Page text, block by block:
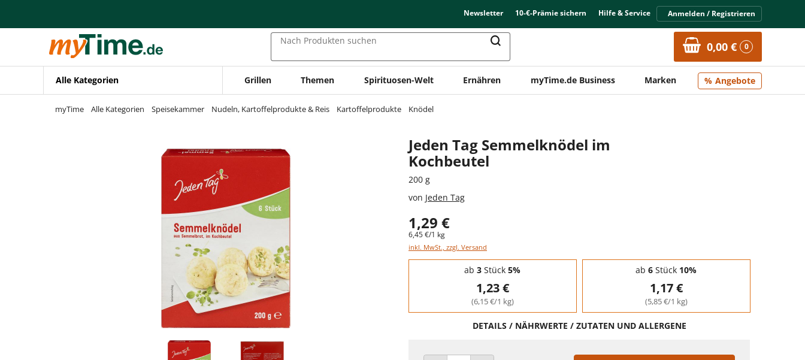
Zur Navigation springen
Zur Suche springen
Newsletter 10-€-Prämie sichern Hilfe & Service Anmelden / Registrieren
Nach Produkten suchen 0,00 € 0
Alle Kategorien Grillen Themen Spirituosen-Welt Ernähren myTime.de Business Marken Angebote
myTime Alle Kategorien Speisekammer Nudeln, Kartoffelprodukte & Reis Kartoffelprodukte Knödel
Jeden Tag Semmelknödel im
Kochbeutel
200 g
von Jeden Tag
1,29 €
6,45 €/1 kg
inkl. MwSt., zzgl. Versand
Staffelpreise - Mengenrabatt
ab 3 Stück 5%
1,23 €
(6,15 €/1 kg)
ab 6 Stück 10%
1,17 €
(5,85 €/1 kg)
DETAILS / NÄHRWERTE / ZUTATEN UND ALLERGENE